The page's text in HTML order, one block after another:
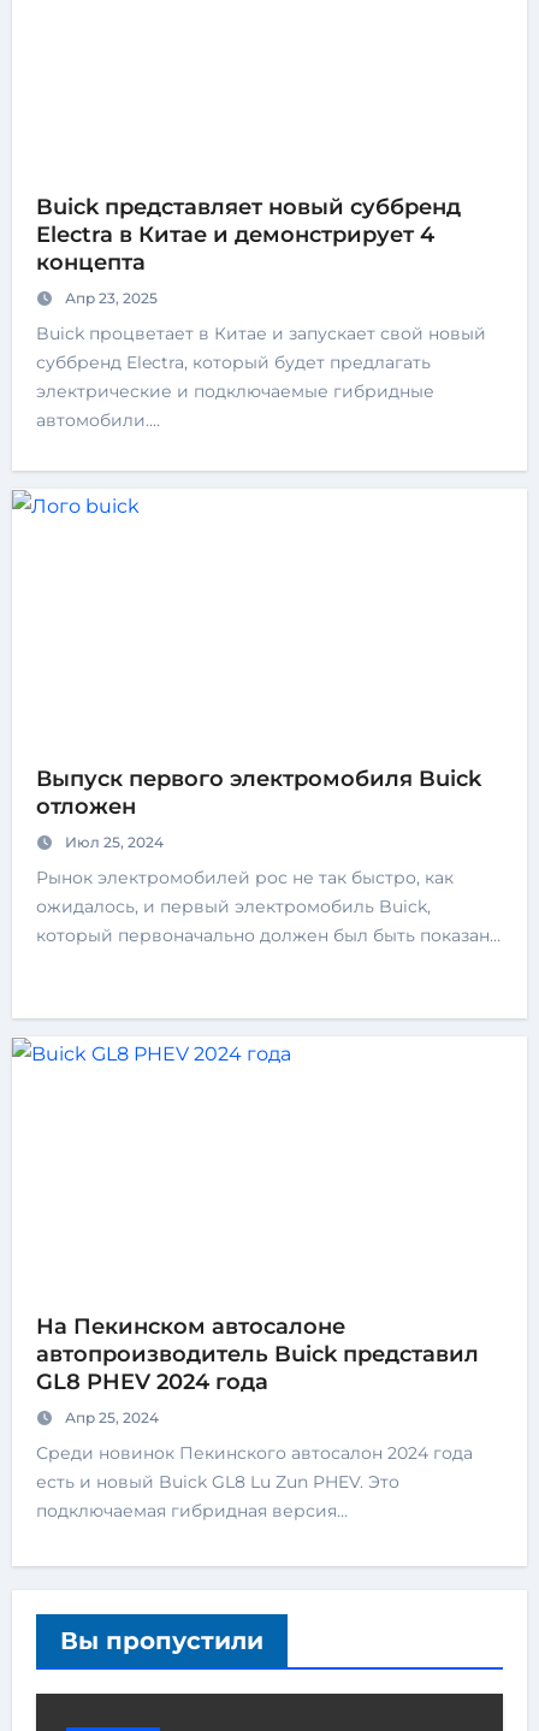
Buick представляет новый суббренд
Electra в Китае и демонстрирует 4
концепта
Апр 23, 2025
Buick процветает в Китае и запускает свой новый
суббренд Electra, который будет предлагать
электрические и подключаемые гибридные
автомобили.…
Выпуск первого электромобиля Buick
отложен
Июл 25, 2024
Рынок электромобилей рос не так быстро, как
ожидалось, и первый электромобиль Buick,
который первоначально должен был быть показан…
На Пекинском автосалоне
автопроизводитель Buick представил
GL8 PHEV 2024 года
Апр 25, 2024
Среди новинок Пекинского автосалон 2024 года
есть и новый Buick GL8 Lu Zun PHEV. Это
подключаемая гибридная версия…
Вы пропустили